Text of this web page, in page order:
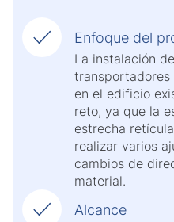
Enfoque del
La instalación
transportadores
en el edificio
reto, ya que la
estrecha
realizar varios
cambios de
material.
Alcance